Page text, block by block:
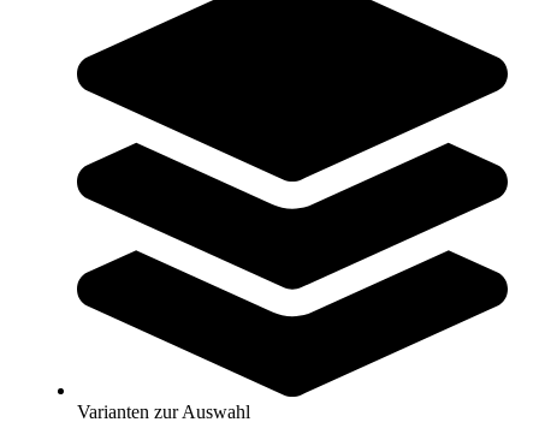
Varianten zur Auswahl
Zum Produkt
Sofort lieferbar
tanga sports® Springseil Profi